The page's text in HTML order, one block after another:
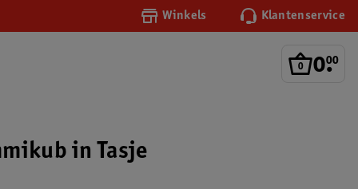
Winkels Klantenservice
0.
00
in Tasje